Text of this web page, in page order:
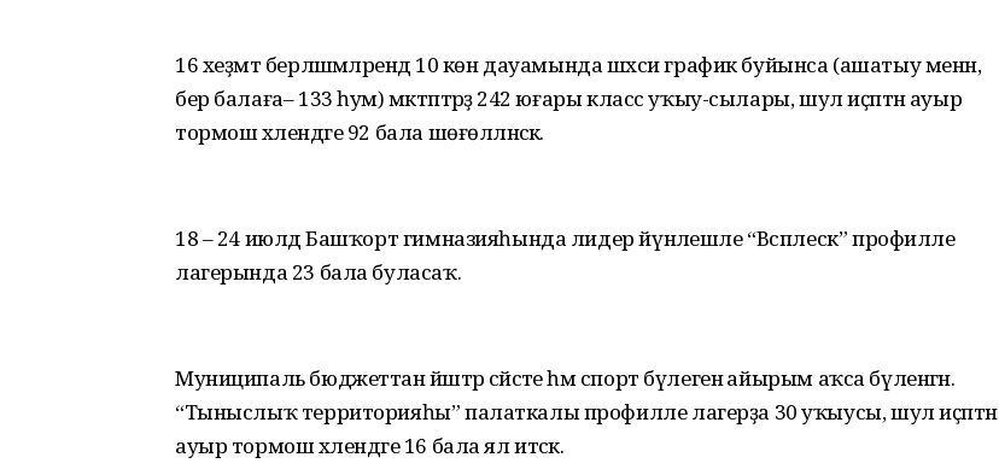
16 хеҙмәт берләшмәләрендә 10 көн дауамында шәхси график буйынса (ашатыу менән,
бер балаға– 133 һум) мәктәптәрҙә 242 юғары класс уҡыу-сылары, шул иҫәптән ауыр
тормош хәлендәге 92 бала шөғөлләнәсәк.
18 – 24 июлдә Башҡорт гимназияһында лидер йүнәлешле “Всплеск” профилле
лагерында 23 бала буласаҡ.
Муниципаль бюджеттан йәштәр сәйәсәте һәм спорт бүлегенә айырым аҡса бүленгән.
“Тыныслыҡ территорияһы” палаткалы профилле лагерҙа 30 уҡыусы, шул иҫәптән
ауыр тормош хәлендәге 16 бала ял итәсәк.